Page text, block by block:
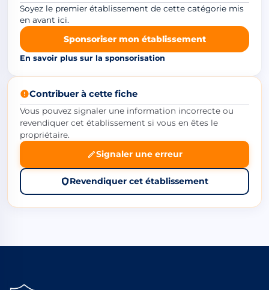
Soyez le premier établissement de cette catégorie mis
en avant ici.
Sponsoriser mon établissement
En savoir plus sur la sponsorisation
Contribuer à cette fiche
Vous pouvez signaler une information incorrecte ou
revendiquer cet établissement si vous en êtes le
propriétaire.
Signaler une erreur
Revendiquer cet établissement